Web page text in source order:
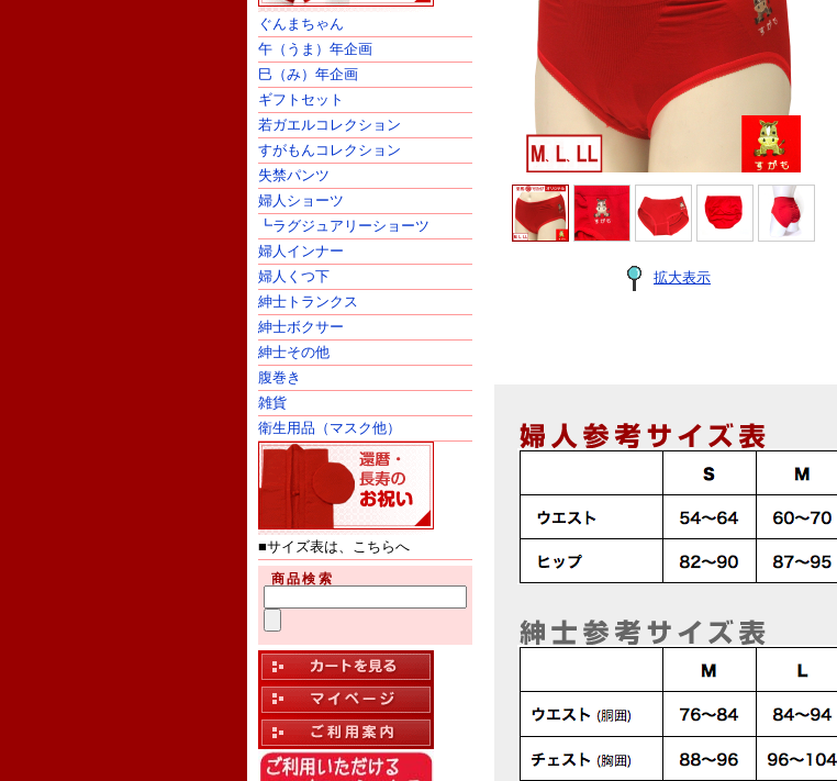
ぐんまちゃん
午（うま）年企画
巳（み）年企画
ギフトセット
若ガエルコレクション
すがもんコレクション
失禁パンツ
婦人ショーツ
┗ラグジュアリーショーツ
婦人インナー
婦人くつ下
紳士トランクス
紳士ボクサー
紳士その他
腹巻き
雑貨
衛生用品（マスク他）
■サイズ表は、こちらへ
商品検索
拡大表示